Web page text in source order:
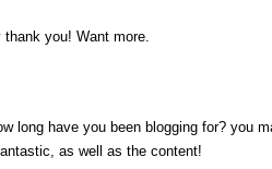
you! Want more.
long have you been blogging for? you
as well as the content!